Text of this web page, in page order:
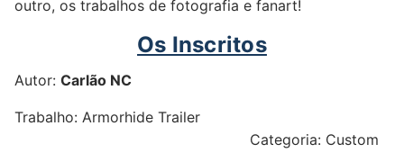
outro, os trabalhos de fotografia e fanart!
Os Inscritos
Autor: Carlão NC
Trabalho: Armorhide Trailer
Categoria: Custom